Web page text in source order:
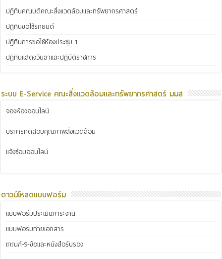
ปฏิทินคณบดีคณะสิ่งแวดล้อมและทรัพยากรศาสตร์
ปฏิทินขอใช้รถยนต์
ปฏิทินการขอใช้ห้องประชุม 1
ปฏิทินแสดงวันลาและปฏิบัติราชการ
ระบบ E-Service คณะสิ่งแวดล้อมและทรัพยากรศาสตร์ มมส
จองห้องออนไลน์
บริการทดสอบคุณภาพสิ่งแวดล้อม
แจ้งซ่อมออนไลน์
ดาวน์โหลดแบบฟอร์ม
แบบฟอร์มประเมินภาระงาน
แบบฟอร์มถ่ายเอกสาร
เกณฑ์-9-ข้อและหนังสือรับรอง